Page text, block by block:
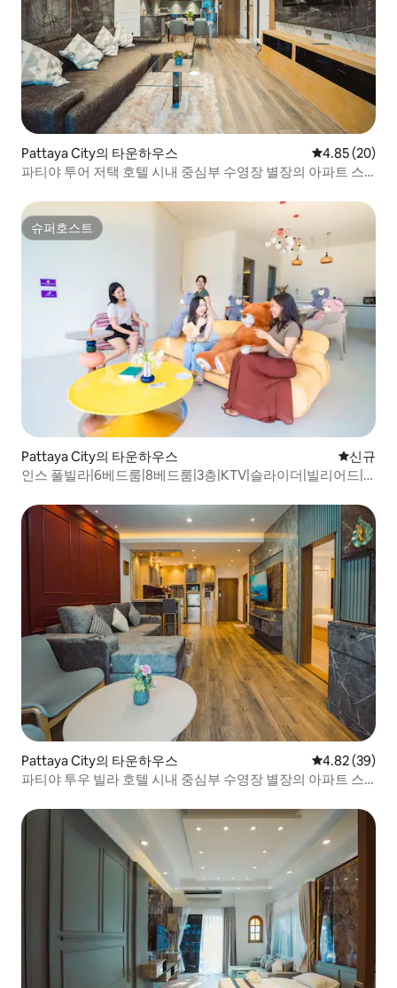
Pattaya City의 타운하우스 평점 4.85점(5
4.85 (20)
파티야 투어 저택 호텔 시내 중심부 수영장 별장의 아파트 스
슈퍼호스트
슈퍼호스트
Pattaya City의 타운하우스 신규 숙소
신규
인스 풀빌라|6베드룸|8베드룸|3층|KTV|슬라이더|빌리어드|
Pattaya City의 타운하우스 평점 4.82점(5
4.82 (39)
파티야 투우 빌라 호텔 시내 중심부 수영장 별장의 아파트 스